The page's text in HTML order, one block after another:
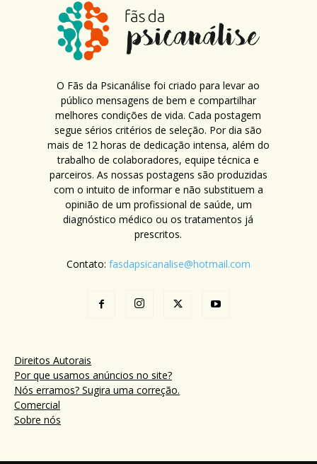
O Fãs da Psicanálise foi criado para levar ao
público mensagens de bem e compartilhar
melhores condições de vida. Cada postagem
segue sérios critérios de seleção. Por dia são
mais de 12 horas de dedicação intensa, além do
trabalho de colaboradores, equipe técnica e
parceiros. As nossas postagens são produzidas
com o intuito de informar e não substituem a
opinião de um profissional de saúde, um
diagnóstico médico ou os tratamentos já
prescritos.
Contato: fasdapsicanalise@hotmail.com
Direitos Autorais
Por que usamos anúncios no site?
Nós erramos? Sugira uma correção.
Comercial
Sobre nós